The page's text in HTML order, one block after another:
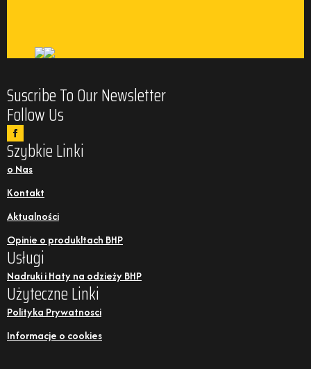
Suscribe To Our Newsletter
Follow Us
Szybkie Linki
o Nas
Kontakt
Aktualności
Opinie o produkltach BHP
Usługi
Nadruki i Haty na odzieży BHP
Użyteczne Linki
Polityka Prywatnosci
Informacje o cookies